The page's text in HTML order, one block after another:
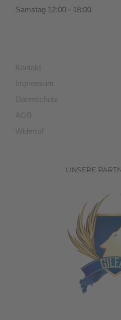
Samstag 12:00 - 18:00
Kontakt
Impressum
Datenschutz
AGB
Widerruf
UNSERE